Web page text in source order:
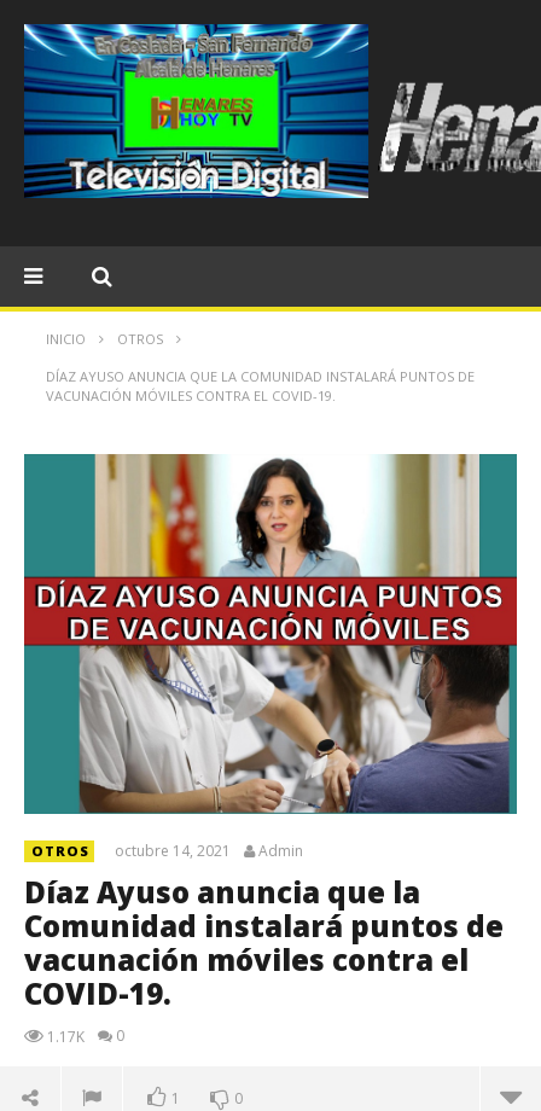
INICIO OTROS
DÍAZ AYUSO ANUNCIA QUE LA COMUNIDAD INSTALARÁ PUNTOS DE
VACUNACIÓN MÓVILES CONTRA EL COVID-19.
OTROS octubre 14, 2021 Admin
Díaz Ayuso anuncia que la
Comunidad instalará puntos de
vacunación móviles contra el
COVID-19.
1.17K 0
1 0